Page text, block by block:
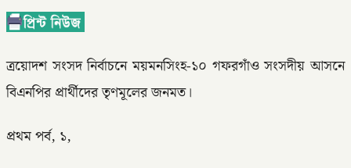
ত্রয়োদশ সংসদ নির্বাচনে ময়মনসিংহ-১০ গফরগাঁও সংসদীয় আসনে
বিএনপির প্রার্থীদের তৃণমূলের জনমত।
প্রথম পর্ব, ১,